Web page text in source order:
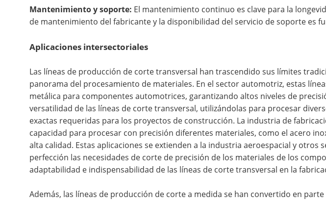
Mantenimiento y soporte: El mantenimiento continuo es clave para la
de mantenimiento del fabricante y la disponibilidad del servicio de soporte
Aplicaciones intersectoriales
Las líneas de producción de corte transversal han trascendido sus límites
panorama del procesamiento de materiales. En el sector automotriz, estas
metálica para componentes automotrices, garantizando altos niveles de
versatilidad de las líneas de corte transversal, utilizándolas para procesar
exactas requeridas para los proyectos de construcción. La industria de
capacidad para procesar con precisión diferentes materiales, como el acero
alta calidad. Estas aplicaciones se extienden a la industria aeroespacial y
perfección las necesidades de corte de precisión de los materiales de los
adaptabilidad e indispensabilidad de las líneas de corte transversal en la
Además, las líneas de producción de corte a medida se han convertido en